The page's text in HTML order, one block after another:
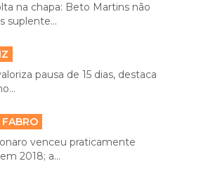
na chapa: Beto Martins não
suplente...
pausa de 15 dias, destaca
venceu praticamente
2018; a...